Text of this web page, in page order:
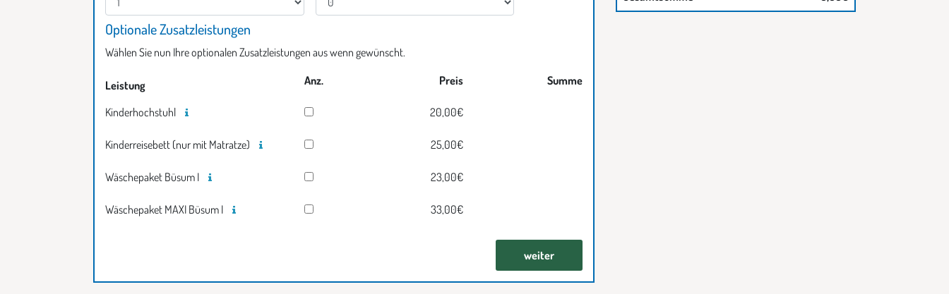
Optionale Zusatzleistungen
Wählen Sie nun Ihre optionalen Zusatzleistungen aus wenn gewünscht.
Leistung Anz. Preis Summe
Kinderhochstuhl Leistungs auswahl
20,00€
Kinderreisebett (nur mit Matratze) Leistungs auswahl
25,00€
Wäschepaket Büsum I Leistungs auswahl
23,00€
Wäschepaket MAXI Büsum I Leistungs auswahl
33,00€
weiter